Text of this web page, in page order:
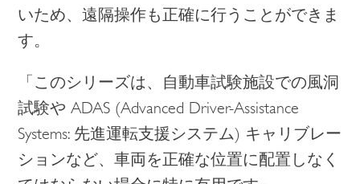
いため、遠隔操作も正確に行うことができま
す。
「このシリーズは、自動車試験施設での風洞
試験や ADAS (Advanced Driver-Assistance
Systems: 先進運転支援システム) キャリブレー
ションなど、車両を正確な位置に配置しなく